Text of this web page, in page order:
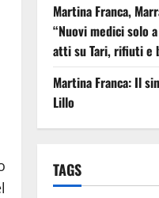
Martina Franca,
“Nuovi medici solo
atti su Tari, rifiuti e
Martina Franca: Il
Lillo
TAGS